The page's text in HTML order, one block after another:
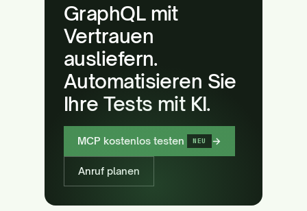
GraphQL mit
Vertrauen
ausliefern.
Automatisieren Sie
Ihre Tests mit KI.
MCP kostenlos testen NEU →
Anruf planen